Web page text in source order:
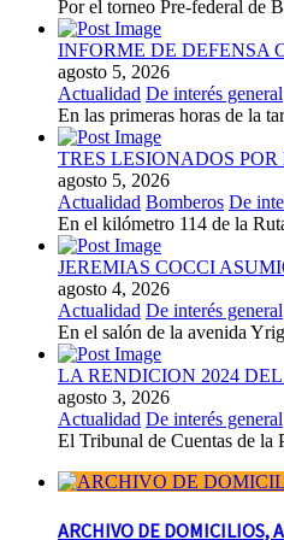
Por el torneo Pre-federal de
INFORME DE DEFENSA
agosto 5, 2026
Actualidad De interés general
En las primeras horas de la
TRES LESIONADOS
agosto 5, 2026
Actualidad Bomberos De
En el kilómetro 114 de la
JEREMIAS COCCI
agosto 4, 2026
Actualidad De interés general
En el salón de la avenida
LA RENDICION 2024
agosto 3, 2026
Actualidad De interés general
El Tribunal de Cuentas de la
ARCHIVO DE